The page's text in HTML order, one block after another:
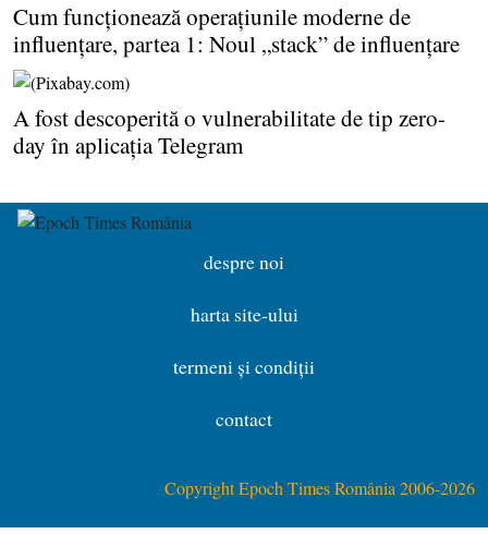
Cum funcţionează operaţiunile moderne de
influenţare, partea 1: Noul „stack” de influenţare
A fost descoperită o vulnerabilitate de tip zero-
day în aplicaţia Telegram
despre noi
harta site-ului
termeni și condiții
contact
Copyright Epoch Times România 2006-2026